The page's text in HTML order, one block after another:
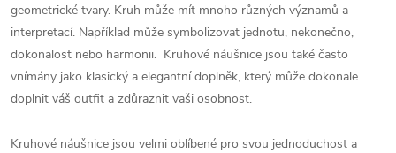
geometrické tvary. Kruh může mít mnoho různých významů a
interpretací. Například může symbolizovat jednotu, nekonečno,
dokonalost nebo harmonii. Kruhové náušnice jsou také často
vnímány jako klasický a elegantní doplněk, který může dokonale
doplnit váš outfit a zdůraznit vaši osobnost.
Kruhové náušnice jsou velmi oblíbené pro svou jednoduchost a